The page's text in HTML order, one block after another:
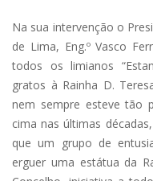
Na sua intervenção o
de Lima, Eng.º Vasco
todos os limianos
gratos à Rainha D.
nem sempre esteve tão
cima nas últimas
que um grupo de
erguer uma estátua da